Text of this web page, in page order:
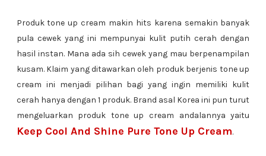
Produk tone up cream makin hits karena semakin banyak
pula cewek yang ini mempunyai kulit putih cerah dengan
hasil instan. Mana ada sih cewek yang mau berpenampilan
kusam. Klaim yang ditawarkan oleh produk berjenis tone up
cream ini menjadi pilihan bagi yang ingin memiliki kulit
cerah hanya dengan 1 produk. Brand asal Korea ini pun turut
mengeluarkan produk tone up cream andalannya yaitu
Keep Cool And Shine Pure Tone Up Cream.